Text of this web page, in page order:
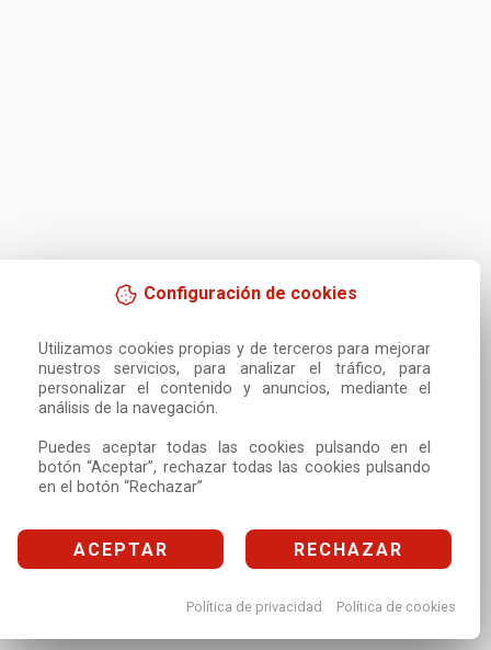
Configuración de cookies
Utilizamos cookies propias y de terceros para mejorar
nuestros servicios, para analizar el tráfico, para
personalizar el contenido y anuncios, mediante el
análisis de la navegación.
Puedes aceptar todas las cookies pulsando en el
botón “Aceptar”, rechazar todas las cookies pulsando
en el botón “Rechazar”
ACEPTAR RECHAZAR
Política de privacidad Política de cookies